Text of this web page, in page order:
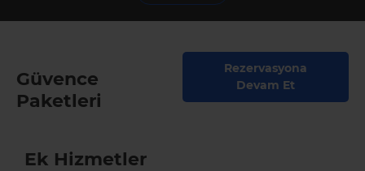
Güvence
Paketleri
Rezervasyona
Devam Et
Ek Hizmetler